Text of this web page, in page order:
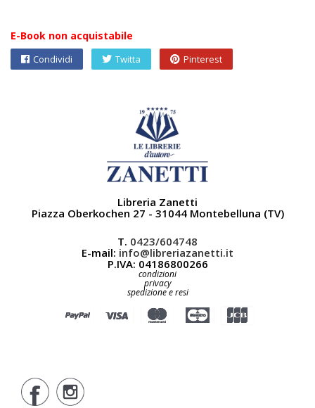
E-Book non acquistabile
Condividi Twitta Pinterest
Libreria Zanetti
Piazza Oberkochen 27 - 31044 Montebelluna (TV)
T. 0423/604748
E-mail: info@libreriazanetti.it
P.IVA: 04186800266
condizioni
privacy
spedizione e resi